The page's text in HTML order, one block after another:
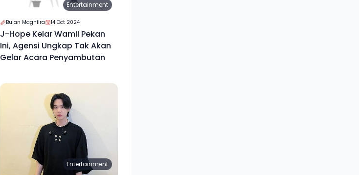
Entertainment
Bulan Maghfira 14 Oct 2024
J-Hope Kelar Wamil Pekan
Ini, Agensi Ungkap Tak Akan
Gelar Acara Penyambutan
Entertainment